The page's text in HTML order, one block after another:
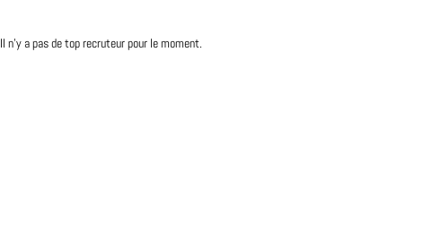
Il n'y a pas de top recruteur pour le moment.